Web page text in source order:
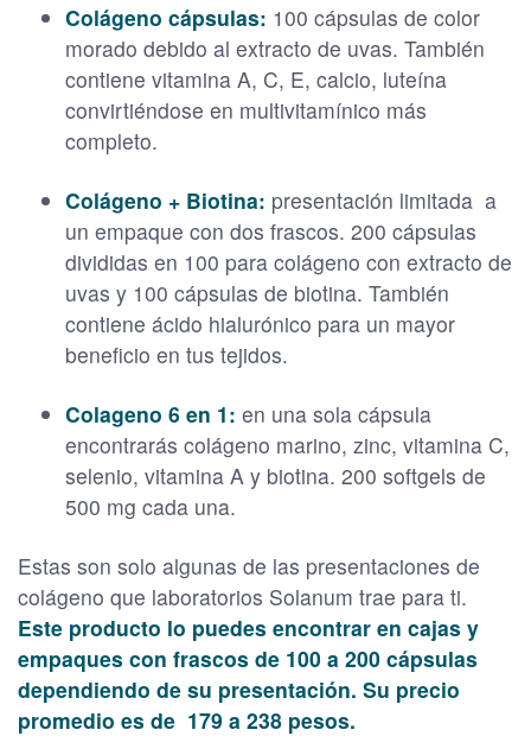
Colágeno cápsulas: 100 cápsulas de color
morado debido al extracto de uvas. También
contiene vitamina A, C, E, calcio, luteína
convirtiéndose en multivitamínico más
completo.
Colágeno + Biotina: presentación limitada a
un empaque con dos frascos. 200 cápsulas
divididas en 100 para colágeno con extracto de
uvas y 100 cápsulas de biotina. También
contiene ácido hialurónico para un mayor
beneficio en tus tejidos.
Colageno 6 en 1: en una sola cápsula
encontrarás colágeno marino, zinc, vitamina C,
selenio, vitamina A y biotina. 200 softgels de
500 mg cada una.
Estas son solo algunas de las presentaciones de
colágeno que laboratorios Solanum trae para ti.
Este producto lo puedes encontrar en cajas y
empaques con frascos de 100 a 200 cápsulas
dependiendo de su presentación. Su precio
promedio es de 179 a 238 pesos.